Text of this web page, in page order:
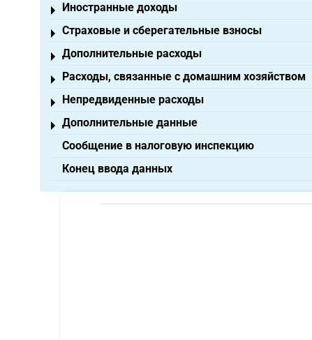
Иностранные доходы
Toggle menu
Страховые и сберегательные взносы
Toggle menu
Дополнительные расходы
Toggle menu
Расходы, связанные с домашним хозяйством
Toggle menu
Непредвиденные расходы
Toggle menu
Дополнительные данные
Toggle menu
Сообщение в налоговую инспекцию
Конец ввода данных